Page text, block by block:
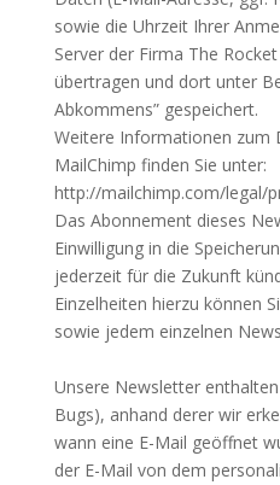
sowie die Uhrzeit Ihrer
Server der Firma The
übertragen und dort unter
Abkommens” gespeichert.
Weitere Informationen zum
MailChimp finden Sie unter:
http://mailchimp.com/legal/
Das Abonnement dieses
Einwilligung in die
jederzeit für die Zukunft
Einzelheiten hierzu können
sowie jedem einzelnen
Unsere Newsletter
Bugs), anhand derer wir
wann eine E-Mail geöffnet
der E-Mail von dem